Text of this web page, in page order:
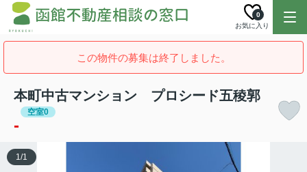
お気に入り
0
この物件の募集は終了しました。
本町中古マンション プロシード五稜郭
空室0
-
1/1